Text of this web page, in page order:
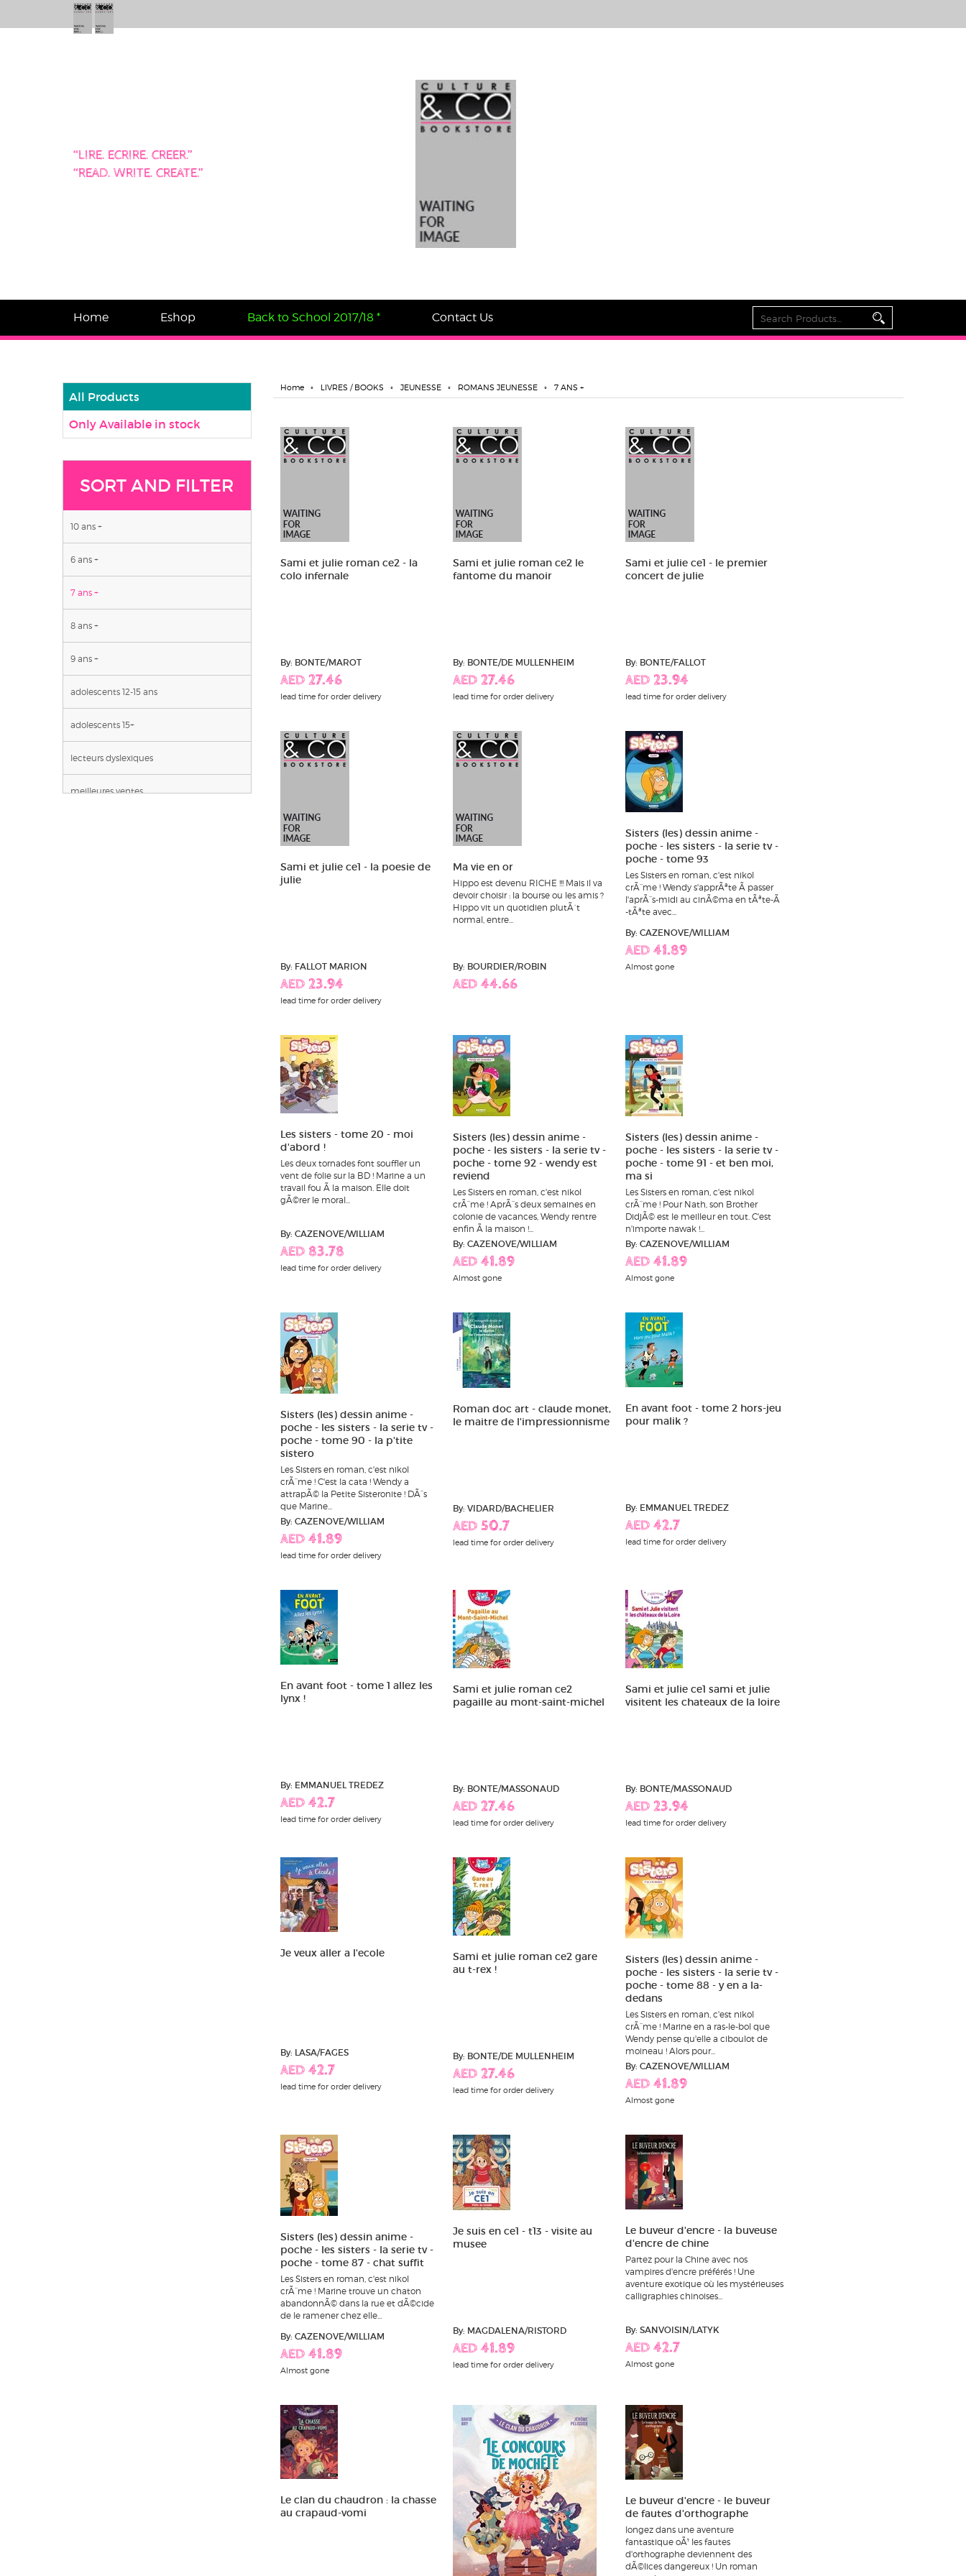
“LIRE. ECRIRE. CREER.”
“READ. WRITE. CREATE.”
Home Eshop Back to School 2017/18 * Contact Us
All Products
Only Available in stock
SORT AND FILTER
10 ans +
6 ans +
7 ans +
8 ans +
9 ans +
adolescents 12-15 ans
adolescents 15+
lecteurs dyslexiques
meilleures ventes
Home LIVRES / BOOKS JEUNESSE ROMANS JEUNESSE 7 ANS +
Sami et julie roman ce2 - la
colo infernale
By: BONTE/MAROT
AED 27.46
lead time for order delivery
Sami et julie roman ce2 le
fantome du manoir
By: BONTE/DE MULLENHEIM
AED 27.46
lead time for order delivery
Sami et julie ce1 - le premier
concert de julie
By: BONTE/FALLOT
AED 23.94
lead time for order delivery
Sami et julie ce1 - la poesie de
julie
By: FALLOT MARION
AED 23.94
lead time for order delivery
Ma vie en or
Hippo est devenu RICHE !!! Mais il va
devoir choisir : la bourse ou les amis ?
Hippo vit un quotidien plutÃ´t
normal, entre...
By: BOURDIER/ROBIN
AED 44.66
Sisters (les) dessin anime -
poche - les sisters - la serie tv -
poche - tome 93
Les Sisters en roman, c'est nikol
crÃ¨me ! Wendy s'apprÃªte Ã passer
l'aprÃ¨s-midi au cinÃ©ma en tÃªte-Ã
-tÃªte avec...
By: CAZENOVE/WILLIAM
AED 41.89
Almost gone
Les sisters - tome 20 - moi
d'abord !
Les deux tornades font souffler un
vent de folie sur la BD ! Marine a un
travail fou Ã la maison. Elle doit
gÃ©rer le moral...
By: CAZENOVE/WILLIAM
AED 83.78
lead time for order delivery
Sisters (les) dessin anime -
poche - les sisters - la serie tv -
poche - tome 92 - wendy est
reviend
Les Sisters en roman, c'est nikol
crÃ¨me ! AprÃ¨s deux semaines en
colonie de vacances, Wendy rentre
enfin Ã la maison !...
By: CAZENOVE/WILLIAM
AED 41.89
Almost gone
Sisters (les) dessin anime -
poche - les sisters - la serie tv -
poche - tome 91 - et ben moi,
ma si
Les Sisters en roman, c'est nikol
crÃ¨me ! Pour Nath, son Brother
DidjÃ© est le meilleur en tout. C'est
n'importe nawak !...
By: CAZENOVE/WILLIAM
AED 41.89
Almost gone
Sisters (les) dessin anime -
poche - les sisters - la serie tv -
poche - tome 90 - la p'tite
sistero
Les Sisters en roman, c'est nikol
crÃ¨me ! C'est la cata ! Wendy a
attrapÃ© la Petite Sisteronite ! DÃ¨s
que Marine...
By: CAZENOVE/WILLIAM
AED 41.89
lead time for order delivery
Roman doc art - claude monet,
le maitre de l'impressionnisme
By: VIDARD/BACHELIER
AED 50.7
lead time for order delivery
En avant foot - tome 2 hors-jeu
pour malik ?
By: EMMANUEL TREDEZ
AED 42.7
lead time for order delivery
En avant foot - tome 1 allez les
lynx !
By: EMMANUEL TREDEZ
AED 42.7
lead time for order delivery
Sami et julie roman ce2
pagaille au mont-saint-michel
By: BONTE/MASSONAUD
AED 27.46
lead time for order delivery
Sami et julie ce1 sami et julie
visitent les chateaux de la loire
By: BONTE/MASSONAUD
AED 23.94
lead time for order delivery
Je veux aller a l'ecole
By: LASA/FAGES
AED 42.7
lead time for order delivery
Sami et julie roman ce2 gare
au t-rex !
By: BONTE/DE MULLENHEIM
AED 27.46
lead time for order delivery
Sisters (les) dessin anime -
poche - les sisters - la serie tv -
poche - tome 88 - y en a la-
dedans
Les Sisters en roman, c'est nikol
crÃ¨me ! Marine en a ras-le-bol que
Wendy pense qu'elle a ciboulot de
moineau ! Alors pour...
By: CAZENOVE/WILLIAM
AED 41.89
Almost gone
Sisters (les) dessin anime -
poche - les sisters - la serie tv -
poche - tome 87 - chat suffit
Les Sisters en roman, c'est nikol
crÃ¨me ! Marine trouve un chaton
abandonnÃ© dans la rue et dÃ©cide
de le ramener chez elle...
By: CAZENOVE/WILLIAM
AED 41.89
Almost gone
Je suis en ce1 - t13 - visite au
musee
By: MAGDALENA/RISTORD
AED 41.89
lead time for order delivery
Le buveur d'encre - la buveuse
d'encre de chine
Partez pour la Chine avec nos
vampires d'encre préférés ! Une
aventure exotique où les mystérieuses
calligraphies chinoises...
By: SANVOISIN/LATYK
AED 42.7
Almost gone
Le clan du chaudron : la chasse
au crapaud-vomi
Le buveur d'encre - le buveur
de fautes d'orthographe
longez dans une aventure
fantastique oÃ¹ les fautes
d'orthographe deviennent des
dÃ©lices dangereux ! Un roman